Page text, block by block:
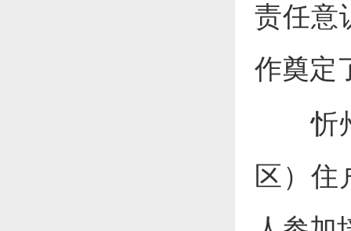
责任意
作奠定
忻州
区）住